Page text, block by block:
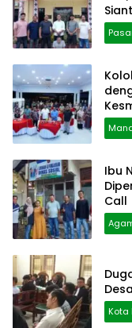
Ibu
Call
Kota